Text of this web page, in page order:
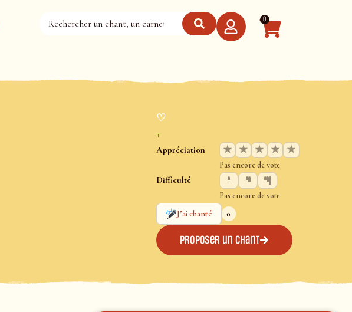
0
♡
+
Appréciation ★ ★ ★ ★ ★
Pas encore de vote
Difficulté
Pas encore de vote
J’ai chanté
0
Proposer un chant